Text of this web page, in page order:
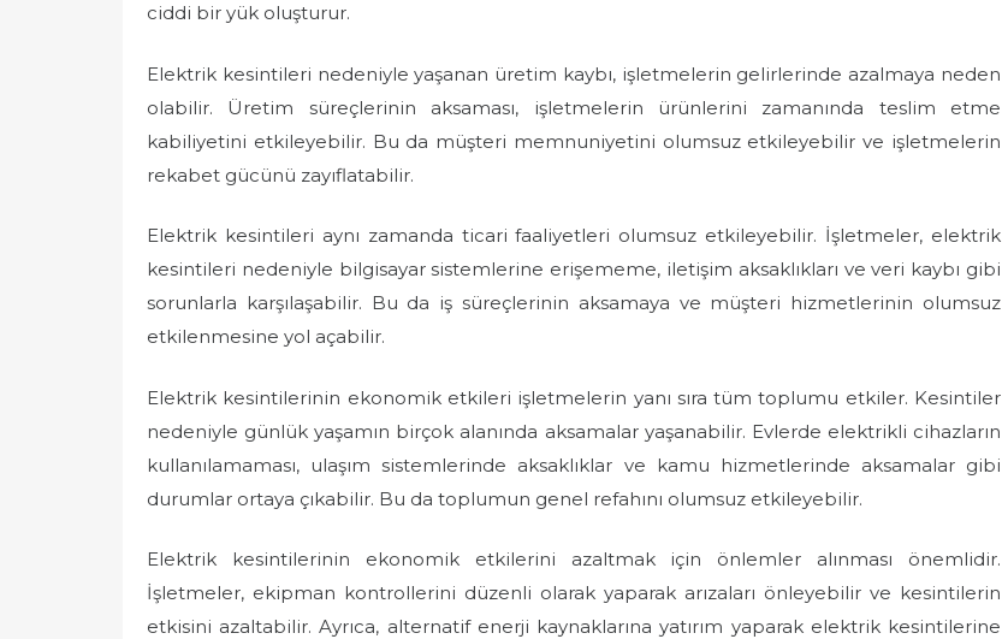
ciddi bir yük oluşturur.
Elektrik kesintileri nedeniyle yaşanan üretim kaybı, işletmelerin gelirlerinde azalmaya neden
olabilir. Üretim süreçlerinin aksaması, işletmelerin ürünlerini zamanında teslim etme
kabiliyetini etkileyebilir. Bu da müşteri memnuniyetini olumsuz etkileyebilir ve işletmelerin
rekabet gücünü zayıflatabilir.
Elektrik kesintileri aynı zamanda ticari faaliyetleri olumsuz etkileyebilir. İşletmeler, elektrik
kesintileri nedeniyle bilgisayar sistemlerine erişememe, iletişim aksaklıkları ve veri kaybı gibi
sorunlarla karşılaşabilir. Bu da iş süreçlerinin aksamaya ve müşteri hizmetlerinin olumsuz
etkilenmesine yol açabilir.
Elektrik kesintilerinin ekonomik etkileri işletmelerin yanı sıra tüm toplumu etkiler. Kesintiler
nedeniyle günlük yaşamın birçok alanında aksamalar yaşanabilir. Evlerde elektrikli cihazların
kullanılamaması, ulaşım sistemlerinde aksaklıklar ve kamu hizmetlerinde aksamalar gibi
durumlar ortaya çıkabilir. Bu da toplumun genel refahını olumsuz etkileyebilir.
Elektrik kesintilerinin ekonomik etkilerini azaltmak için önlemler alınması önemlidir.
İşletmeler, ekipman kontrollerini düzenli olarak yaparak arızaları önleyebilir ve kesintilerin
etkisini azaltabilir. Ayrıca, alternatif enerji kaynaklarına yatırım yaparak elektrik kesintilerine